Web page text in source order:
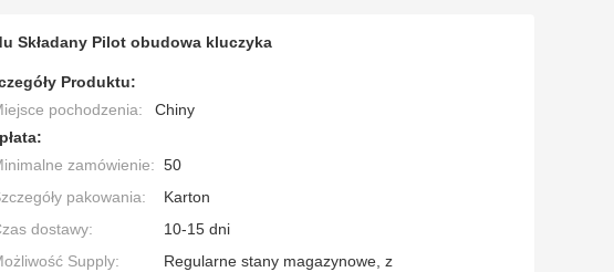
Składany Pilot obudowa kluczyka
Produktu:
pochodzenia:
Chiny
zamówienie: 50
pakowania:
Karton
dostawy:
10-15 dni
Supply:
Regularne stany magazynowe, z